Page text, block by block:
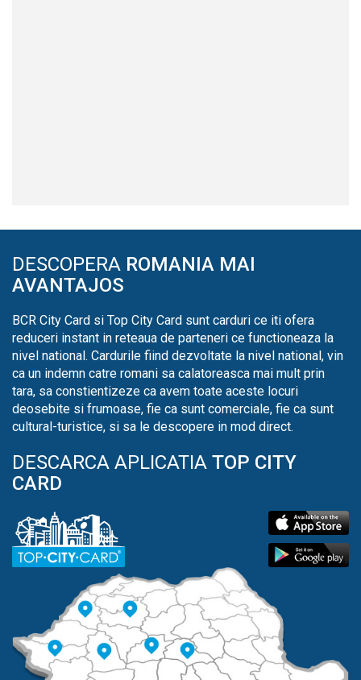
DESCOPERA ROMANIA MAI
AVANTAJOS
BCR City Card si Top City Card sunt carduri ce iti ofera
reduceri instant in reteaua de parteneri ce functioneaza la
nivel national. Cardurile fiind dezvoltate la nivel national, vin
ca un indemn catre romani sa calatoreasca mai mult prin
tara, sa constientizeze ca avem toate aceste locuri
deosebite si frumoase, fie ca sunt comerciale, fie ca sunt
cultural-turistice, si sa le descopere in mod direct.
DESCARCA APLICATIA TOP CITY
CARD